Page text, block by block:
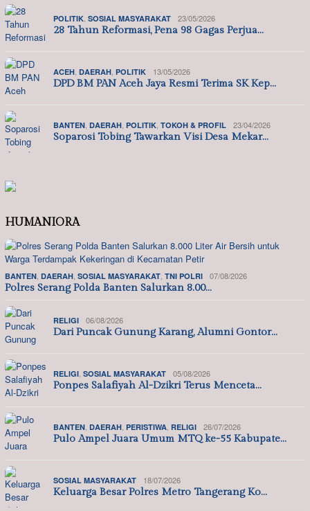
POLITIK SOSIAL MASYARAKAT 23/05/2026
28 Tahun Reformasi, Pena 98 Gagas Perjua…
ACEH DAERAH POLITIK 13/05/2026
DPD BM PAN Aceh Jaya Resmi Terima SK Kep…
BANTEN DAERAH POLITIK TOKOH & PROFIL 23/04/2026
Soparosi Tobing Tawarkan Visi Desa Mekar…
HUMANIORA
BANTEN DAERAH SOSIAL MASYARAKAT TNI POLRI 07/08/2026
Polres Serang Polda Banten Salurkan 8.00…
RELIGI 06/08/2026
Dari Puncak Gunung Karang, Alumni Gontor…
RELIGI SOSIAL MASYARAKAT 05/08/2026
Ponpes Salafiyah Al-Dzikri Terus Menceta…
BANTEN DAERAH PERISTIWA RELIGI 26/07/2026
Pulo Ampel Juara Umum MTQ ke-55 Kabupate…
SOSIAL MASYARAKAT 18/07/2026
Keluarga Besar Polres Metro Tangerang Ko…